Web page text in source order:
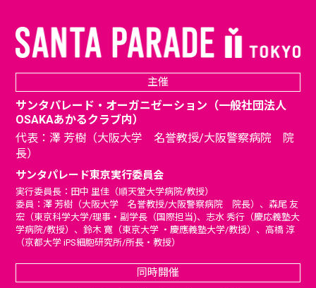
主催
サンタパレード・オーガニゼーション（一般社団法人
OSAKAあかるクラブ内）
代表：澤 芳樹（大阪大学 名誉教授/大阪警察病院 院
長）
サンタパレード東京実行委員会
実行委員長：田中 里佳（順天堂大学病院/教授）
委員：澤 芳樹（大阪大学 名誉教授/大阪警察病院 院長）、森尾 友
宏（東京科学大学/理事・副学長（国際担当)、志水 秀行（慶応義塾大
学病院/教授）、鈴木 寛（東京大学 ・慶應義塾大学/教授）、高橋 淳
（京都大学 iPS細胞研究所/所長・教授）
同時開催